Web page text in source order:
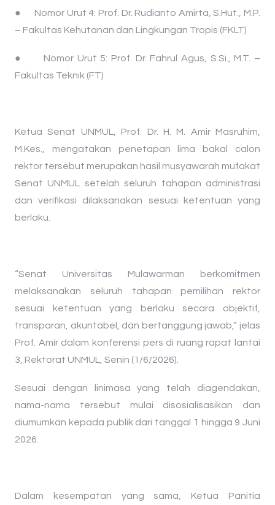
● ​Nomor Urut 4: Prof. Dr. Rudianto Amirta, S.Hut., M.P.
– Fakultas Kehutanan dan Lingkungan Tropis (FKLT)
● ​Nomor Urut 5: Prof. Dr. Fahrul Agus, S.Si., M.T. –
Fakultas Teknik (FT)
Ketua Senat UNMUL, Prof. Dr. H. M. Amir Masruhim,
M.Kes., mengatakan penetapan lima bakal calon
rektor tersebut merupakan hasil musyawarah mufakat
Senat UNMUL setelah seluruh tahapan administrasi
dan verifikasi dilaksanakan sesuai ketentuan yang
berlaku.
“Senat Universitas Mulawarman berkomitmen
melaksanakan seluruh tahapan pemilihan rektor
sesuai ketentuan yang berlaku secara objektif,
transparan, akuntabel, dan bertanggung jawab,” jelas
Prof. Amir dalam konferensi pers di ruang rapat lantai
3, Rektorat UNMUL, Senin (1/6/2026).
Sesuai dengan linimasa yang telah diagendakan,
nama-nama tersebut mulai disosialisasikan dan
diumumkan kepada publik dari tanggal 1 hingga 9 Juni
2026.
​Dalam kesempatan yang sama, Ketua Panitia